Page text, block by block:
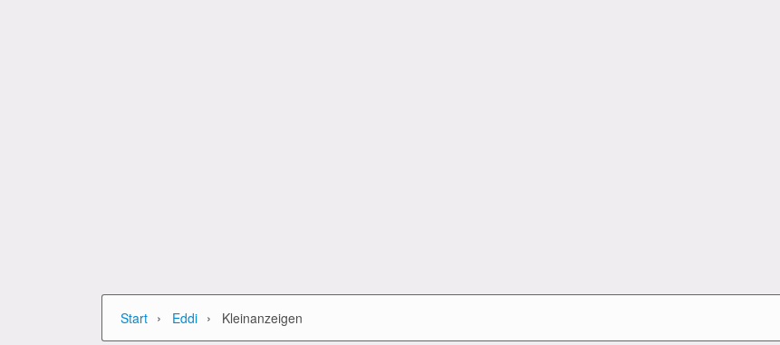
Start › Eddi › Kleinanzeigen